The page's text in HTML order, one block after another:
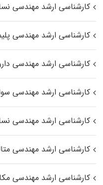
کارشناسی ارشد مهندسی
کارشناسی ارشد مهندسی
کارشناسی ارشد مهندسی
کارشناسی ارشد مهندسی
کارشناسی ارشد مهندسی
کارشناسی ارشد مهندسی
کارشناسی ارشد مهندسی